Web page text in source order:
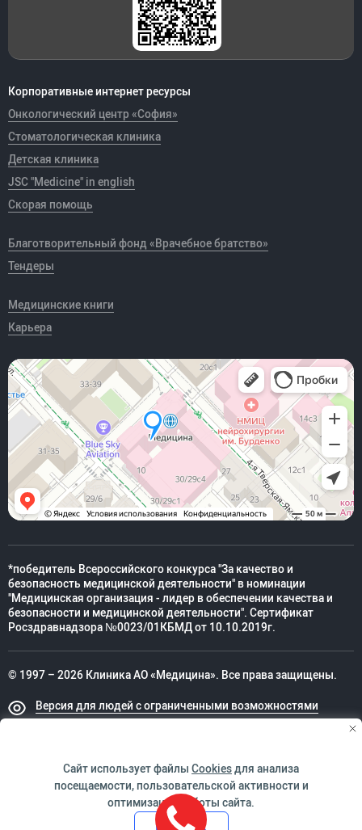
Корпоративные интернет ресурсы
Онкологический центр «София»
Стоматологическая клиника
Детская клиника
JSC "Medicine" in english
Скорая помощь
Благотворительный фонд «Врачебное братство»
Тендеры
Медицинские книги
Карьера
*победитель Всероссийского конкурса "За качество и
безопасность медицинской деятельности" в номинации
"Медицинская организация - лидер в обеспечении качества и
безопасности и медицинской деятельности". Сертификат
Росздравнадзора №0023/01КБМД от 10.10.2019г.
© 1997 – 2026 Клиника АО «Медицина». Все права защищены.
Версия для людей с ограниченными возможностями
ИМЕЮТСЯ ПРОТИВОПОКАЗАНИЯ. НЕОБХОДИМО
Сайт использует файлы Cookiesдля анализа
посещаемости, пользовательской активности и
оптимизации работы сайта.